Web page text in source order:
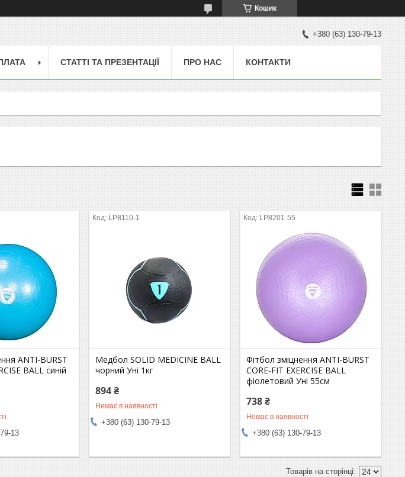
Кошик
+380 (63) 130-79-13
СТАТТІ ТА ПРЕЗЕНТАЦІЇ ПРО НАС КОНТАКТИ
ANTI-BURST
BALL синій
13
LP8110-1
Медбол SOLID MEDICINE BALL
чорний Уні 1кг
894 ₴
Немає в наявності
+380 (63) 130-79-13
LP8201-55
Фітбол зміцнення ANTI-BURST
CORE-FIT EXERCISE BALL
фіолетовий Уні 55см
738 ₴
Немає в наявності
+380 (63) 130-79-13